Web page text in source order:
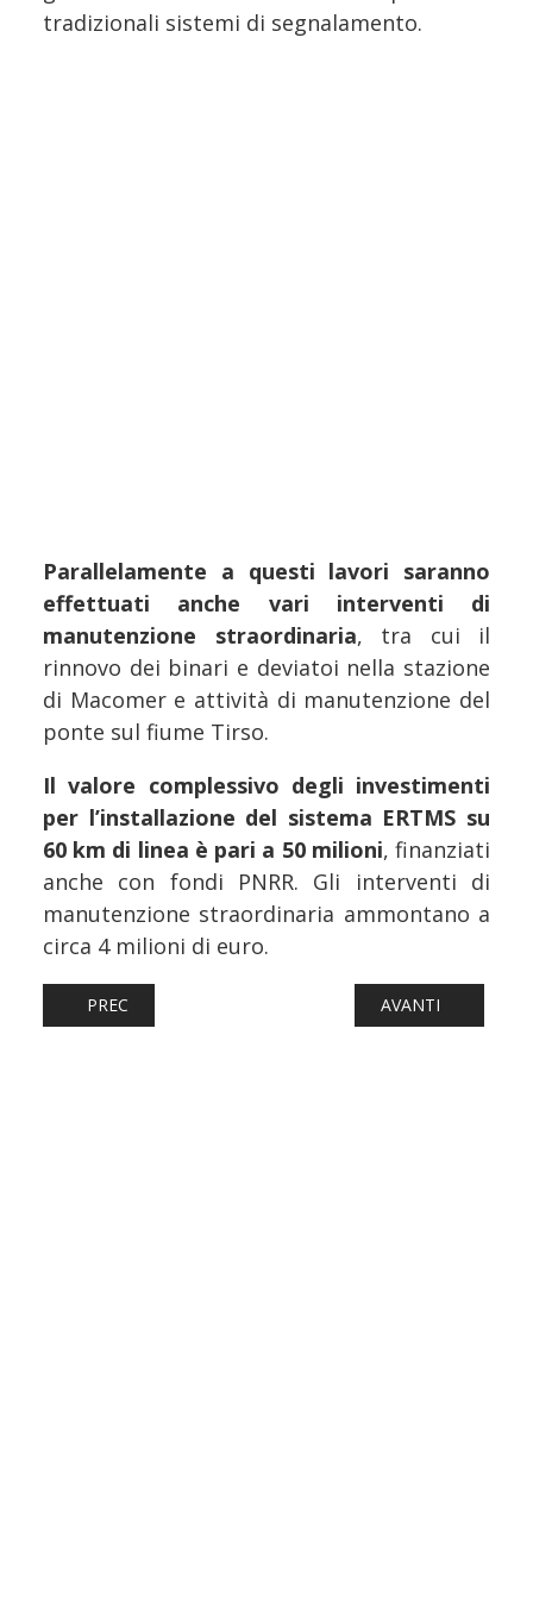
tradizionali sistemi di segnalamento.
Parallelamente a questi lavori saranno
effettuati anche vari interventi di
manutenzione straordinaria, tra cui il
rinnovo dei binari e deviatoi nella stazione
di Macomer e attività di manutenzione del
ponte sul fiume Tirso.
Il valore complessivo degli investimenti
per l’installazione del sistema ERTMS su
60 km di linea è pari a 50 milioni, finanziati
anche con fondi PNRR. Gli interventi di
manutenzione straordinaria ammontano a
circa 4 milioni di euro.
ARTICOLO PRECEDENTE: FERROVIE: INTERCITY DEVIATI
PREC ARTICOLO
AVANTI